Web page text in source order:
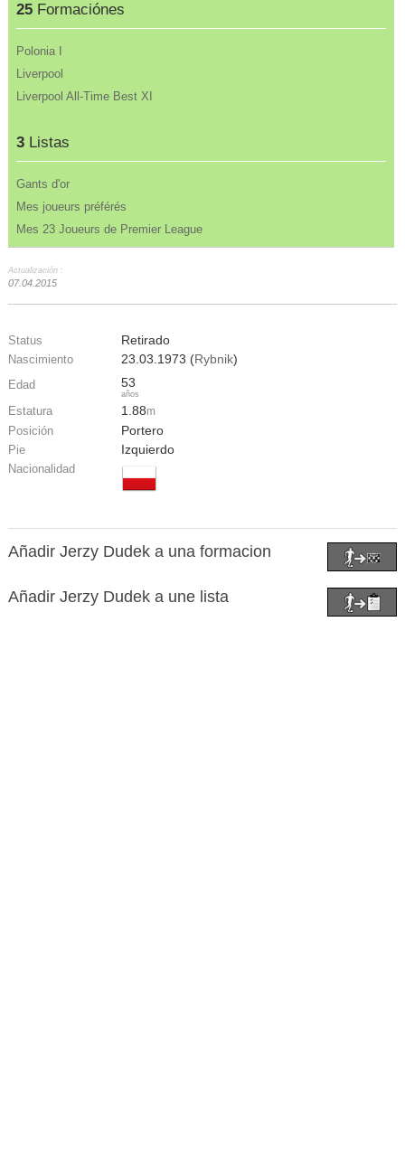
25 Formaciónes
Polonia I
Liverpool
Liverpool All-Time Best XI
3 Listas
Gants d'or
Mes joueurs préférés
Mes 23 Joueurs de Premier League
Actualización :
07.04.2015
Status Retirado
Nascimiento 23.03.1973 (Rybnik)
Edad 53
años
Estatura 1.88m
Posición Portero
Pie Izquierdo
Nacionalidad
Añadir Jerzy Dudek a una formacion
Añadir Jerzy Dudek a une lista